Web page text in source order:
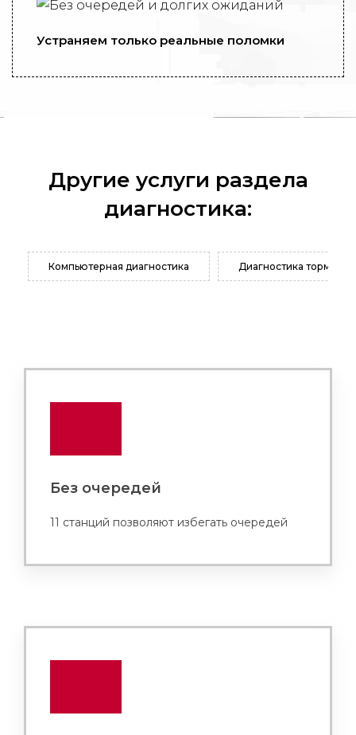
Устраняем только реальные поломки
Другие услуги раздела
диагностика:
Компьютерная диагностика Диагностика
Без очередей
11 станций позволяют избегать очередей